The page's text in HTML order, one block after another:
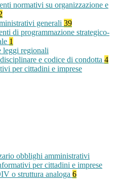
normativi su organizzazione e
generali 39
di programmazione strategico-
1
leggi regionali
e codice di condotta 4
per cittadini e imprese
obblighi amministrativi
per cittadini e imprese
o struttura analoga 6